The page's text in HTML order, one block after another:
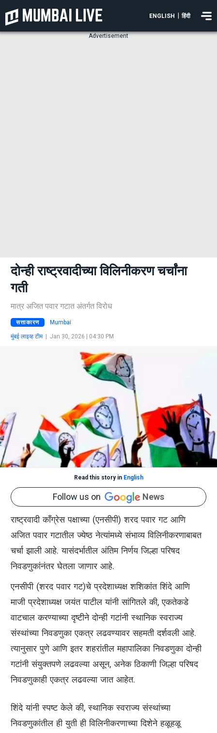
ENGLISH हिंदी
Advertisement
दोन्ही राष्ट्रवादीच्या विलिनीकरण चर्चांना
गती
मात्र अजित पवार गटात अंतर्गत विरोध
सत्ताकारण Mumbai
मुंबई लाइव्ह टीम| Jan 30, 2026 | 04:30 PM
Read this story in English
Follow us on News
राष्ट्रवादी काँग्रेस पक्षाच्या (एनसीपी) शरद पवार गट आणि
अजित पवार गटातील ज्येष्ठ नेत्यांमध्ये संभाव्य विलिनीकरणाबाबत
चर्चा झाली आहे. यासंदर्भातील अंतिम निर्णय जिल्हा परिषद
निवडणुकांनंतर घेतला जाणार आहे.
एनसीपी (शरद पवार गट)चे प्रदेशाध्यक्ष शशिकांत शिंदे आणि
माजी प्रदेशाध्यक्ष जयंत पाटील यांनी सांगितले की, एकतेकडे
वाटचाल करण्याच्या दृष्टीने दोन्ही गटांनी स्थानिक स्वराज्य
संस्थांच्या निवडणुका एकत्र लढवण्यावर सहमती दर्शवली आहे.
त्यानुसार पुणे आणि इतर शहरांतील महापालिका निवडणुका दोन्ही
गटांनी संयुक्तपणे लढवल्या असून, अनेक ठिकाणी जिल्हा परिषद
निवडणुकाही एकत्र लढवल्या जात आहेत.
शिंदे यांनी स्पष्ट केले की, स्थानिक स्वराज्य संस्थांच्या
निवडणुकांतील ही युती ही विलिनीकरणाच्या दिशेने हळूहळू